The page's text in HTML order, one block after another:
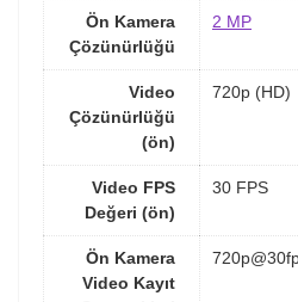
Ön Kamera
Çözünürlüğü
2 MP
Video
Çözünürlüğü
(ön)
720p (HD)
Video FPS
Değeri (ön)
30 FPS
Ön Kamera
Video Kayıt